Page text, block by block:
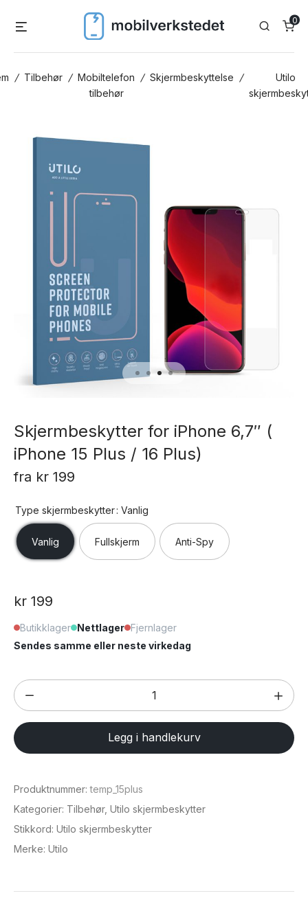
Search
0
/ Tilbehør / Mobiltelefon
tilbehør
/ Skjermbeskyttelse /
Utilo
Skjermbeskytter for iPhone 6,7″ (
iPhone 15 Plus / 16 Plus)
fra kr 199
Type skjermbeskytter: Vanlig
Vanlig Fullskjerm Anti-Spy
kr 199
Butikklager Nettlager Fjernlager
Sendes samme eller neste virkedag
Skjermbeskytter
for
iPhone
6,7"
iPhone
15
Plus
Legg i handlekurv
Produktnummer:temp_15plus
Kategorier: Tilbehør, Utilo skjermbeskytter
Stikkord: Utilo skjermbeskytter
Merke: Utilo